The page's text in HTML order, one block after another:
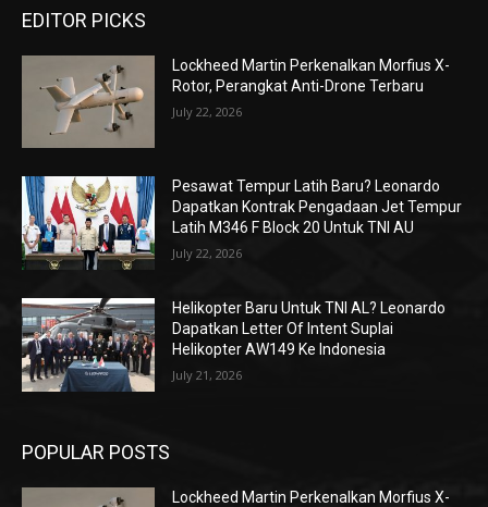
EDITOR PICKS
Lockheed Martin Perkenalkan Morfius X-
Rotor, Perangkat Anti-Drone Terbaru
July 22, 2026
Pesawat Tempur Latih Baru? Leonardo
Dapatkan Kontrak Pengadaan Jet Tempur
Latih M346 F Block 20 Untuk TNI AU
July 22, 2026
Helikopter Baru Untuk TNI AL? Leonardo
Dapatkan Letter Of Intent Suplai
Helikopter AW149 Ke Indonesia
July 21, 2026
POPULAR POSTS
Lockheed Martin Perkenalkan Morfius X-